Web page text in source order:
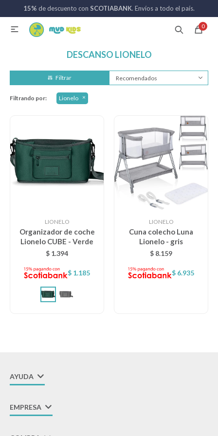
15% de descuento con SCOTIABANK. Envíos a todo el país.
0

DESCANSO LIONELO
Recomendados
Filtrando por: Lionelo
LIONELO
Organizador de coche
Lionelo CUBE - Verde
$ 1.394
$ 1.185
LIONELO
Cuna colecho Luna
Lionelo - gris
$ 8.159
$ 6.935
AYUDA
EMPRESA
MI CUENTA
Coches de bebé
Lactancia
Baño
Descanso
Textiles